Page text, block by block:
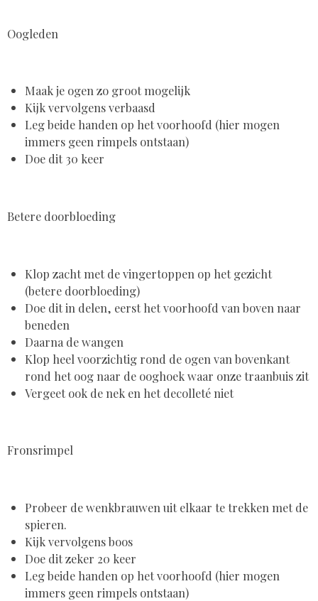
Oogleden
Maak je ogen zo groot mogelijk
Kijk vervolgens verbaasd
Leg beide handen op het voorhoofd (hier mogen
immers geen rimpels ontstaan)
Doe dit 30 keer
Betere doorbloeding
Klop zacht met de vingertoppen op het gezicht
(betere doorbloeding)
Doe dit in delen, eerst het voorhoofd van boven naar
beneden
Daarna de wangen
Klop heel voorzichtig rond de ogen van bovenkant
rond het oog naar de ooghoek waar onze traanbuis zit
Vergeet ook de nek en het decolleté niet
Fronsrimpel
Probeer de wenkbrauwen uit elkaar te trekken met de
spieren.
Kijk vervolgens boos
Doe dit zeker 20 keer
Leg beide handen op het voorhoofd (hier mogen
immers geen rimpels ontstaan)